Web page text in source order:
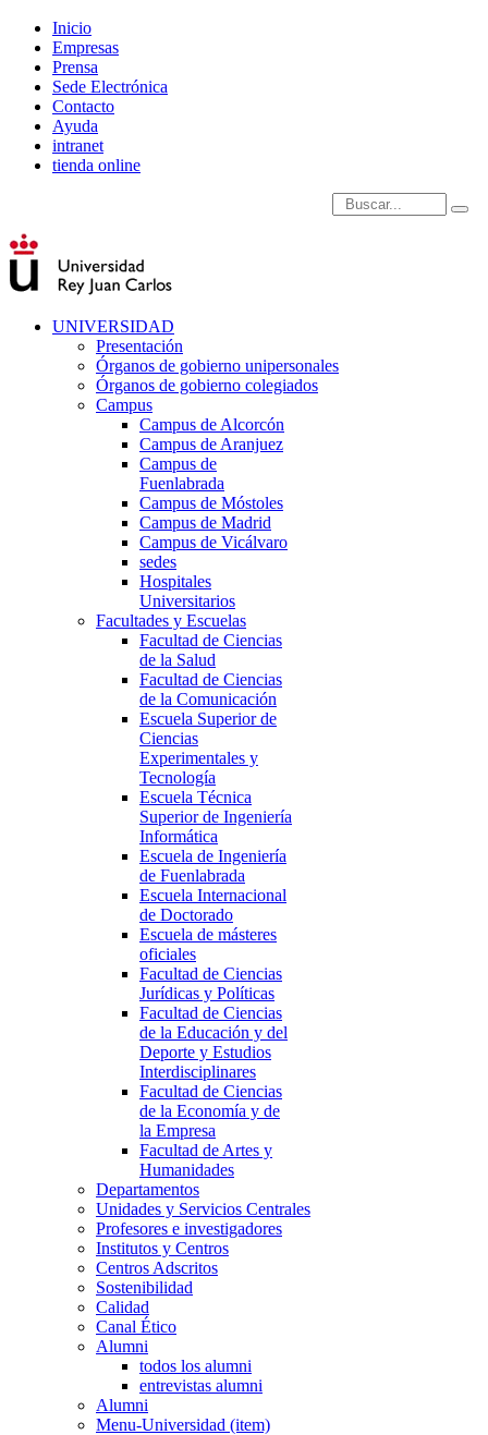
Inicio
Empresas
Prensa
Sede Electrónica
Contacto
Ayuda
intranet
tienda online
Introduce términos de
UNIVERSIDAD
Presentación
Órganos de gobierno unipersonales
Órganos de gobierno colegiados
Campus
Campus de Alcorcón
Campus de Aranjuez
Campus de
Fuenlabrada
Campus de Móstoles
Campus de Madrid
Campus de Vicálvaro
sedes
Hospitales
Universitarios
Facultades y Escuelas
Facultad de Ciencias
de la Salud
Facultad de Ciencias
de la Comunicación
Escuela Superior de
Ciencias
Experimentales y
Tecnología
Escuela Técnica
Superior de Ingeniería
Informática
Escuela de Ingeniería
de Fuenlabrada
Escuela Internacional
de Doctorado
Escuela de másteres
oficiales
Facultad de Ciencias
Jurídicas y Políticas
Facultad de Ciencias
de la Educación y del
Deporte y Estudios
Interdisciplinares
Facultad de Ciencias
de la Economía y de
la Empresa
Facultad de Artes y
Humanidades
Departamentos
Unidades y Servicios Centrales
Profesores e investigadores
Institutos y Centros
Centros Adscritos
Sostenibilidad
Calidad
Canal Ético
Alumni
todos los alumni
entrevistas alumni
Alumni
Menu-Universidad (item)